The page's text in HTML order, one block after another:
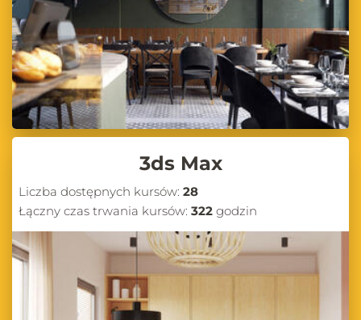
3ds Max
Liczba dostępnych kursów: 28
Łączny czas trwania kursów: 322 godzin